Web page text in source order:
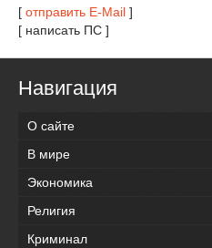
[ отправить E-Mail ]
[ написать ПС ]
Навигация
О сайте
В мире
Экономика
Религия
Криминал